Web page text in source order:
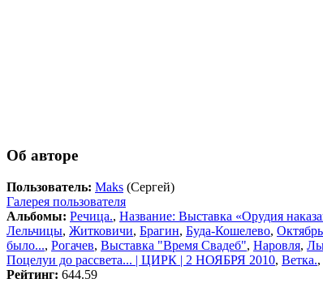
Об авторе
Пользователь: Maks (Сергей)
Галерея пользователя
Альбомы: Речица., Название: Выставка «Орудия
Лельчицы, Житковичи, Брагин, Буда-Кошелево,
было..., Рогачев, Выставка "Время Свадеб", Наровля,
Поцелуи до рассвета... | ЦИРК | 2 НОЯБРЯ 2010, Ветка.,
Рейтинг: 644.59